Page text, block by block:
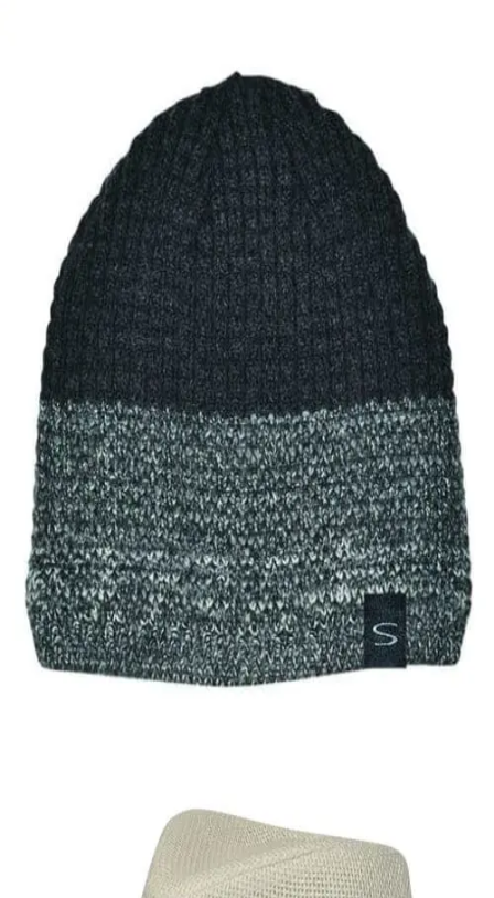
Quick View
Εξαντλημένο
ΑΝΔΡΙΚΑ ΣΚΟΥΦΙΑ
Ανδρικό σκουφί με ισοθερμική επένδυση Stamion
7,00€